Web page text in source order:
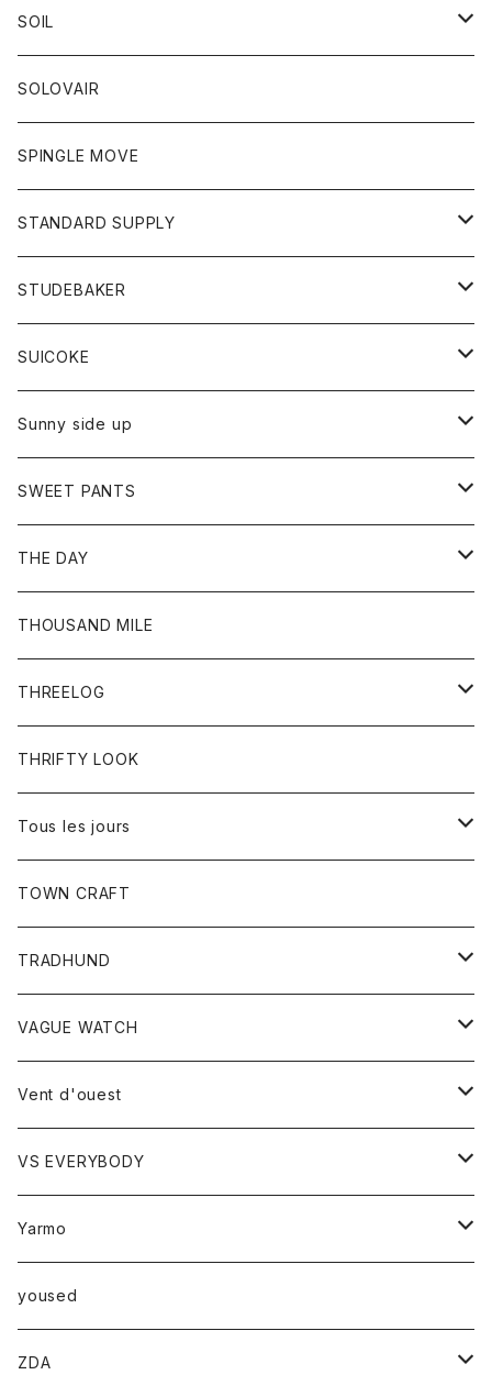
ワンピース
トップス
Tシャツ
トレーナー
ボトム
ショートパンツ
スカート
レディース
スカート
Tシャツ
アクセサリー
バック
カーディガン
コート
グッズ
ネクタイ
グローブ
アクセサリー
トップス
カットソー
カーディガン
ボトム
ショートパンツ
パンツ
レディース
カットソー
カーディガン
ワンピース
コート
ボトム
ジーンズ
チノパン
トップス
ポロシャツ
ベスト
靴
SOIL
靴
ワンピース
トップス
カットソー
ボトム
パンツ
オーバーオール
SOLOVAIR
SPINGLE MOVE
STANDARD SUPPLY
財布
バッグ
STUDEBAKER
アクセサリー
ブレスレット
リング
SUICOKE
ブーツ
サンダル
Sunny side up
アウター
Ｇジャン
ボトム
ジーンズ
SWEET PANTS
ボトム
ショートパンツ
THE DAY
トップス
Tシャツ
THOUSAND MILE
THREELOG
トップス
Tシャツ
THRIFTY LOOK
Tous les jours
トップス
レディース
カットソー
TOWN CRAFT
TRADHUND
セーター
ベスト
VAGUE WATCH
時計
Vent d'ouest
ボトム
スカート
トップス
ベスト
VS EVERYBODY
トップス
Ｔシャツ
Yarmo
アウター
コート
小物
yoused
ZDA